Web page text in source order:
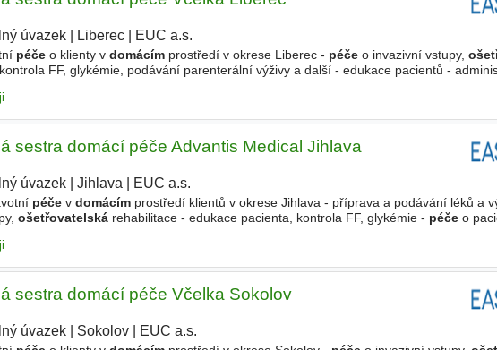
úvazek| Liberec| EUC a.s.
péčeo klienty v domácímprostředí v okrese Liberec - péčeo invazivní vstupy,
FF, glykémie, podávání parenterální výživy a další - edukace pacientů -
sestra domácí péče Advantis Medical Jihlava
úvazek| Jihlava| EUC a.s.
péčev domácímprostředí klientů v okrese Jihlava - příprava a podávání léků a
ošetřovatelskárehabilitace - edukace pacienta, kontrola FF, glykémie - péčeo
sestra domácí péče Včelka Sokolov
úvazek| Sokolov| EUC a.s.